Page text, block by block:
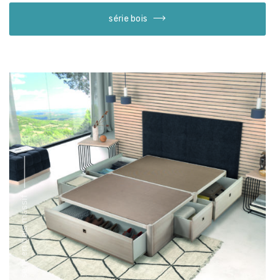
série bois
série en bois massif